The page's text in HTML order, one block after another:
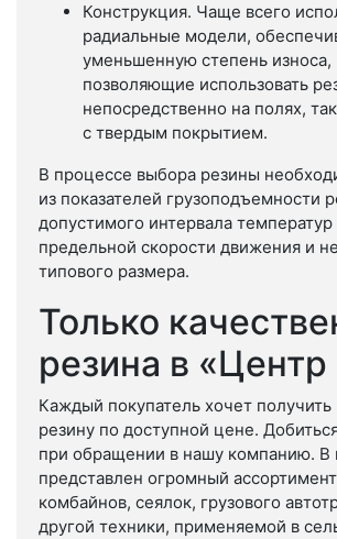
Конструкция. Чаще всего
радиальные модели,
уменьшенную степень износа,
позволяющие использовать
непосредственно на полях,
с твердым покрытием.
В процессе выбора резины
из показателей грузоподъемности
допустимого интервала температур
предельной скорости движения и
типового размера.
Только
резина в
Каждый покупатель хочет
резину по доступной цене.
при обращении в нашу компанию. В
представлен огромный
комбайнов, сеялок, грузового
другой техники, применяемой в